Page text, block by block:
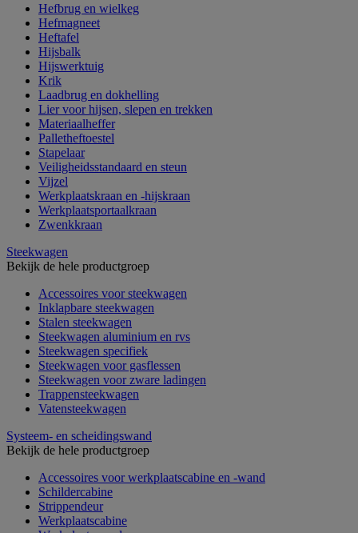
Hefbrug en wielkeg
Hefmagneet
Heftafel
Hijsbalk
Hijswerktuig
Krik
Laadbrug en dokhelling
Lier voor hijsen, slepen en trekken
Materiaalheffer
Palletheftoestel
Stapelaar
Veiligheidsstandaard en steun
Vijzel
Werkplaatskraan en -hijskraan
Werkplaatsportaalkraan
Zwenkkraan
Steekwagen
Bekijk de hele productgroep
Accessoires voor steekwagen
Inklapbare steekwagen
Stalen steekwagen
Steekwagen aluminium en rvs
Steekwagen specifiek
Steekwagen voor gasflessen
Steekwagen voor zware ladingen
Trappensteekwagen
Vatensteekwagen
Systeem- en scheidingswand
Bekijk de hele productgroep
Accessoires voor werkplaatscabine en -wand
Schildercabine
Strippendeur
Werkplaatscabine